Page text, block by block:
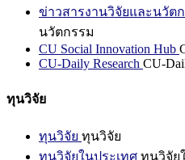
ข่าวสารงานวิจัยและนวัต
นวัตกรรม
CU Social Innovation Hub
CU-Daily Research CU-
ทุนวิจัย
ทุนวิจัย ทุนวิจัย
ทุนวิจัยในประเทศ ทุนวิจัย